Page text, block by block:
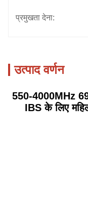
प्रमुखता देना:
उत्पाद वर्णन
550-4000MHz
IBS के लिए